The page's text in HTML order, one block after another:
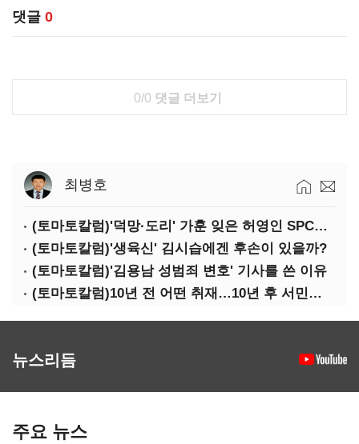
댓글 0
0/0 댓글 더보기
최병호
(토마토칼럼)'덕망·도리' 가훈 잊은 허영인 SPC그룹 회장
(토마토칼럼)'생육신' 김시습에겐 후손이 있을까?
(토마토칼럼)'김용남 성범죄 변호' 기사를 쓴 이유
(토마토칼럼)10년 전 어떤 취재…10년 후 서민석·박상용
뉴스리듬
주요 뉴스